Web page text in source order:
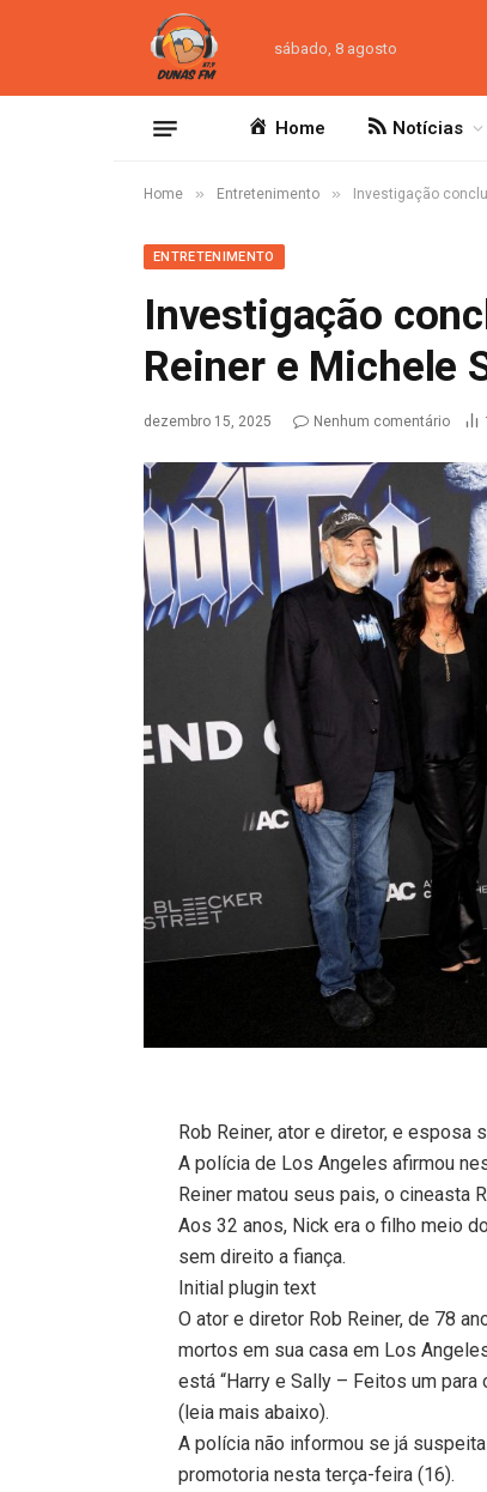
sábado, 8 agosto
Home Notícias
Home » Entretenimento » Investigação
ENTRETENIMENTO
Investigação
Reiner e Michele
dezembro 15, 2025 Nenhum comentário 1
Rob Reiner, ator e diretor, e esposa
A polícia de Los Angeles afirmou
Reiner matou seus pais, o cineasta
Aos 32 anos, Nick era o filho meio
sem direito a fiança.
Initial plugin text
O ator e diretor Rob Reiner, de 78
mortos em sua casa em Los
está “Harry e Sally – Feitos um
(leia mais abaixo).
A polícia não informou se já
promotoria nesta terça-feira (16).